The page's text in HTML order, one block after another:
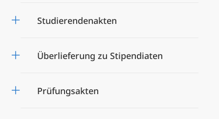
Studierendenakten
Überlieferung zu Stipendiaten
Prüfungsakten